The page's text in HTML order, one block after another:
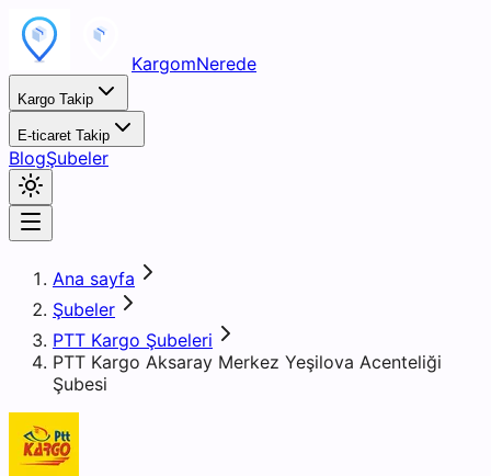
KargomNerede
Kargo Takip
E-ticaret Takip
BlogŞubeler
Ana sayfa
Şubeler
PTT Kargo Şubeleri
PTT Kargo Aksaray Merkez Yeşilova Acenteliği
Şubesi